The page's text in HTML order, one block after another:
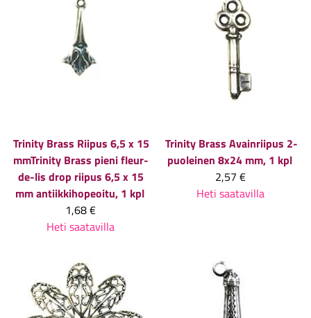
Trinity Brass Riipus 6,5 x 15
mmTrinity Brass pieni fleur-
de-lis drop riipus 6,5 x 15
mm antiikkihopeoitu, 1 kpl
1,68 €
Heti saatavilla
Trinity Brass Avainriipus 2-
puoleinen 8x24 mm, 1 kpl
2,57 €
Heti saatavilla